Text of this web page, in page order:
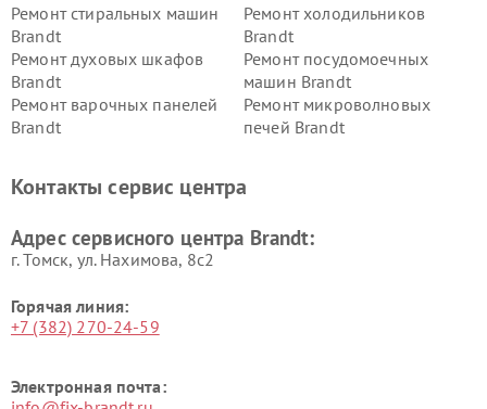
Ремонт стиральных машин
Brandt
Ремонт холодильников
Brandt
Ремонт духовых шкафов
Brandt
Ремонт посудомоечных
машин Brandt
Ремонт варочных панелей
Brandt
Ремонт микроволновых
печей Brandt
Контакты сервис центра
Адрес сервисного центра Brandt:
г. Томск, ул. Нахимова, 8с2
Горячая линия:
+7 (382) 270-24-59
Электронная почта: